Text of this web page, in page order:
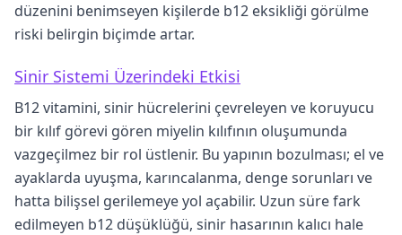
düzenini benimseyen kişilerde b12 eksikliği görülme
riski belirgin biçimde artar.
Sinir Sistemi Üzerindeki Etkisi
B12 vitamini, sinir hücrelerini çevreleyen ve koruyucu
bir kılıf görevi gören miyelin kılıfının oluşumunda
vazgeçilmez bir rol üstlenir. Bu yapının bozulması; el ve
ayaklarda uyuşma, karıncalanma, denge sorunları ve
hatta bilişsel gerilemeye yol açabilir. Uzun süre fark
edilmeyen b12 düşüklüğü, sinir hasarının kalıcı hale